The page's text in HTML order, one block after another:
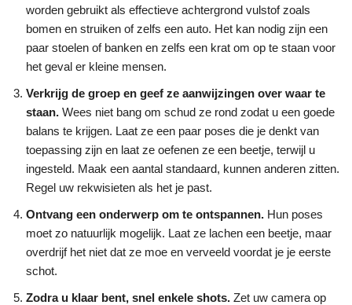
worden gebruikt als effectieve achtergrond vulstof zoals
bomen en struiken of zelfs een auto. Het kan nodig zijn een
paar stoelen of banken en zelfs een krat om op te staan voor
het geval er kleine mensen.
Verkrijg de groep en geef ze aanwijzingen over waar te
staan. Wees niet bang om schud ze rond zodat u een goede
balans te krijgen. Laat ze een paar poses die je denkt van
toepassing zijn en laat ze oefenen ze een beetje, terwijl u
ingesteld. Maak een aantal standaard, kunnen anderen zitten.
Regel uw rekwisieten als het je past.
Ontvang een onderwerp om te ontspannen. Hun poses
moet zo natuurlijk mogelijk. Laat ze lachen een beetje, maar
overdrijf het niet dat ze moe en verveeld voordat je je eerste
schot.
Zodra u klaar bent, snel enkele shots. Zet uw camera op